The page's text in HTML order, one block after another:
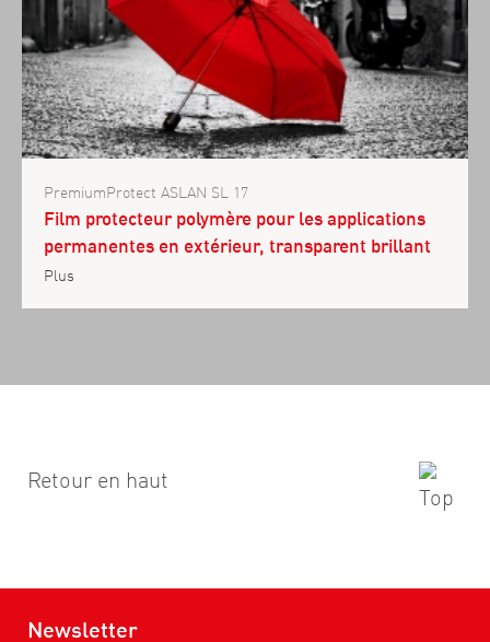
PremiumProtect ASLAN SL 17
Film protecteur polymère pour les applications
permanentes en extérieur, transparent brillant
Plus
Retour en haut
Newsletter